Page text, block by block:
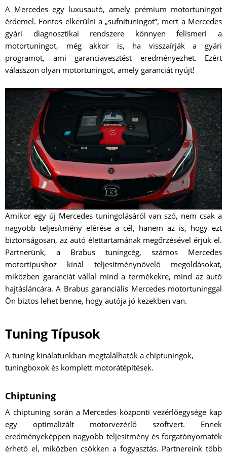
A Mercedes egy luxusautó, amely prémium motortuningot
érdemel. Fontos elkerülni a „sufnituningot”, mert a Mercedes
gyári diagnosztikai rendszere könnyen felismeri a
motortuningot, még akkor is, ha visszaírják a gyári
programot, ami garanciavesztést eredményezhet. Ezért
válasszon olyan motortuningot, amely garanciát nyújt!
Amikor egy új Mercedes tuningolásáról van szó, nem csak a
nagyobb teljesítmény elérése a cél, hanem az is, hogy ezt
biztonságosan, az autó élettartamának megőrzésével érjük el.
Partnerünk, a Brabus tuningcég, számos Mercedes
motortípushoz kínál teljesítménynövelő megoldásokat,
miközben garanciát vállal mind a termékekre, mind az autó
hajtásláncára. A Brabus garanciális Mercedes motortuninggal
Ön biztos lehet benne, hogy autója jó kezekben van.
Tuning Típusok
A tuning kínálatunkban megtalálhatók a chiptuningok,
tuningboxok és komplett motorátépítések.
Chiptuning
A chiptuning során a Mercedes központi vezérlőegysége kap
egy optimalizált motorvezérlő szoftvert. Ennek
eredményeképpen nagyobb teljesítmény és forgatónyomaték
érhető el, miközben csökken a fogyasztás. Partnereink több